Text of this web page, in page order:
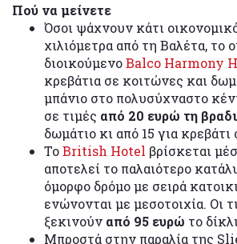
Πού να μείνετε
Όσοι ψάχνουν κάτι
χιλιόμετρα από τη Βαλέτα, το
διοικούμενοBalco Harmony
κρεβάτια σε κοιτώνες και
μπάνιο στο πολυσύχναστο
σε τιμές από 20 ευρώ τη
δωμάτιο κι από 15 για
ΤοBritish Hotel βρίσκεται
αποτελεί το παλαιότερο
όμορφο δρόμο με σειρά
ενώνονται με μεσοτοιχία. Οι
ξεκινούν από 95 ευρώ το
Μπροστά στην παραλία της